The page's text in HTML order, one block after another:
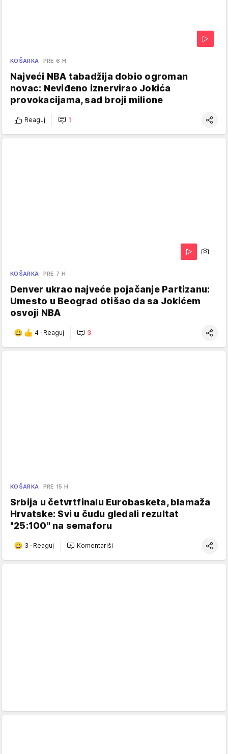
KOŠARKA PRE 6 H
Najveći NBA tabadžija dobio ogroman
novac: Neviđeno iznervirao Jokića
provokacijama, sad broji milione
Reaguj 1
KOŠARKA PRE 7 H
Denver ukrao najveće pojačanje Partizanu:
Umesto u Beograd otišao da sa Jokićem
osvoji NBA
4 · Reaguj 3
KOŠARKA PRE 15 H
Srbija u četvrtfinalu Eurobasketa, blamaža
Hrvatske: Svi u čudu gledali rezultat
"25:100" na semaforu
3 · Reaguj Komentariši